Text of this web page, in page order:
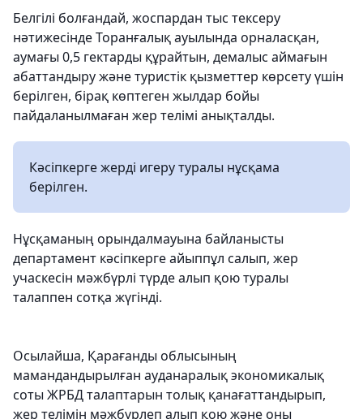
Белгілі болғандай, жоспардан тыс тексеру
нәтижесінде Торанғалық ауылында орналасқан,
аумағы 0,5 гектарды құрайтын, демалыс аймағын
абаттандыру және туристік қызметтер көрсету үшін
берілген, бірақ көптеген жылдар бойы
пайдаланылмаған жер телімі анықталды.
Кәсіпкерге жерді игеру туралы нұсқама
берілген.
Нұсқаманың орындалмауына байланысты
департамент кәсіпкерге айыппұл салып, жер
учаскесін мәжбүрлі түрде алып қою туралы
талаппен сотқа жүгінді.
Осылайша, Қарағанды облысының
мамандандырылған ауданаралық экономикалық
соты ЖРБД талаптарын толық қанағаттандырып,
жер телімін мәжбүрлеп алып қою және оны